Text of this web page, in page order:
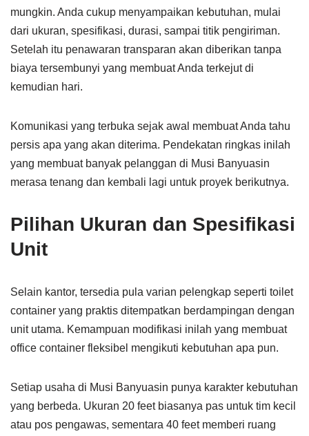
mungkin. Anda cukup menyampaikan kebutuhan, mulai
dari ukuran, spesifikasi, durasi, sampai titik pengiriman.
Setelah itu penawaran transparan akan diberikan tanpa
biaya tersembunyi yang membuat Anda terkejut di
kemudian hari.
Komunikasi yang terbuka sejak awal membuat Anda tahu
persis apa yang akan diterima. Pendekatan ringkas inilah
yang membuat banyak pelanggan di Musi Banyuasin
merasa tenang dan kembali lagi untuk proyek berikutnya.
Pilihan Ukuran dan Spesifikasi
Unit
Selain kantor, tersedia pula varian pelengkap seperti toilet
container yang praktis ditempatkan berdampingan dengan
unit utama. Kemampuan modifikasi inilah yang membuat
office container fleksibel mengikuti kebutuhan apa pun.
Setiap usaha di Musi Banyuasin punya karakter kebutuhan
yang berbeda. Ukuran 20 feet biasanya pas untuk tim kecil
atau pos pengawas, sementara 40 feet memberi ruang